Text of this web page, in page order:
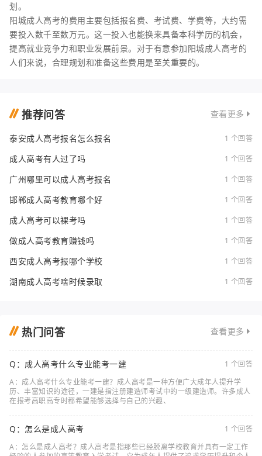
划。
阳城成人高考的费用主要包括报名费、考试费、学费等，大约需
要投入数千至数万元。这一投入也能换来具备本科学历的机会，
提高就业竞争力和职业发展前景。对于有意参加阳城成人高考的
人们来说，合理规划和准备这些费用是至关重要的。
推荐问答 查看更多
泰安成人高考报名怎么报名 1 个回答
成人高考有人过了吗 1 个回答
广州哪里可以成人高考报名 1 个回答
邯郸成人高考教育哪个好 1 个回答
成人高考可以裸考吗 1 个回答
做成人高考教育赚钱吗 1 个回答
西安成人高考报哪个学校 1 个回答
湖南成人高考啥时候录取 1 个回答
热门问答 查看更多
Q：成人高考什么专业能考一建
1 个回答
A：成人高考什么专业能考一建？成人高考是一种方便广大成年人提升学
历、丰富知识的途径，一建是指注册建造师考试中的一级建造师。许多成人
在报考高职高专时都希望能够选择与自己的兴趣、
Q：怎么是成人高考
1 个回答
A：怎么是成人高考？成人高考是指那些已经脱离学校教育并具有一定工作